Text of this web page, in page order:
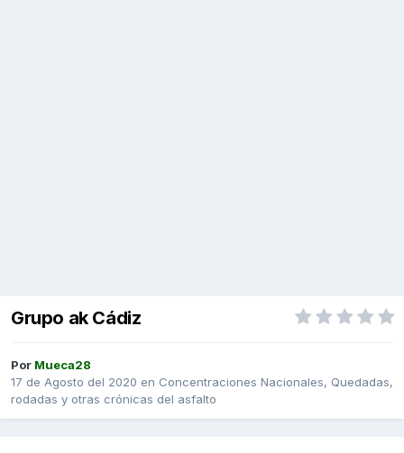
Grupo ak Cádiz
Por Mueca28
17 de Agosto del 2020 en Concentraciones Nacionales, Quedadas,
rodadas y otras crónicas del asfalto